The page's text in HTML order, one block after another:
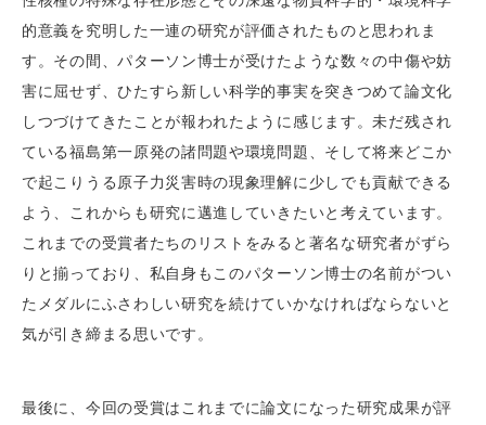
的意義を究明した一連の研究が評価されたものと思われま
す。その間、パターソン博士が受けたような数々の中傷や妨
害に屈せず、ひたすら新しい科学的事実を突きつめて論文化
しつづけてきたことが報われたように感じます。未だ残され
ている福島第一原発の諸問題や環境問題、そして将来どこか
で起こりうる原子力災害時の現象理解に少しでも貢献できる
よう、これからも研究に邁進していきたいと考えています。
これまでの受賞者たちのリストをみると著名な研究者がずら
りと揃っており、私自身もこのパターソン博士の名前がつい
たメダルにふさわしい研究を続けていかなければならないと
気が引き締まる思いです。
最後に、今回の受賞はこれまでに論文になった研究成果が評